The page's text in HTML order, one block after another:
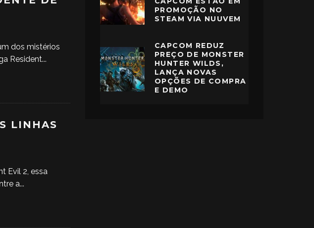
dos mistérios
Resident...
LINHAS
Evil 2, essa
a...
PROMOÇÃO NO
STEAM VIA NUUVEM
CAPCOM REDUZ
PREÇO DE MONSTER
HUNTER WILDS,
LANÇA NOVAS
OPÇÕES DE COMPRA
E DEMO